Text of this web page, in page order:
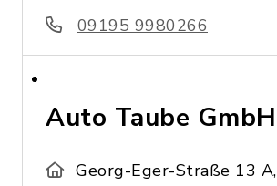
09195 9980266
Auto Taube GmbH
Georg-Eger-Straße 13 A,